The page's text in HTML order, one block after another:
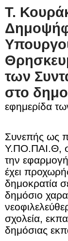
Τ.
των
στο
εφημερίδα
Συνεπής ως
Υ.ΠΟ.ΠΑΙ.Θ,
την εφαρμογή
έχει
δημοκρατία
δημόσιο
σχολεία,
δημόσιας